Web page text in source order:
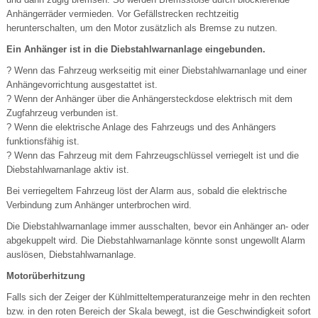
Anhängerräder vermieden. Vor Gefällstrecken rechtzeitig
herunterschalten, um den Motor zusätzlich als Bremse zu nutzen.
Ein Anhänger ist in die Diebstahlwarnanlage eingebunden.
? Wenn das Fahrzeug werkseitig mit einer Diebstahlwarnanlage und einer
Anhängevorrichtung ausgestattet ist.
? Wenn der Anhänger über die Anhängersteckdose elektrisch mit dem
Zugfahrzeug verbunden ist.
? Wenn die elektrische Anlage des Fahrzeugs und des Anhängers
funktionsfähig ist.
? Wenn das Fahrzeug mit dem Fahrzeugschlüssel verriegelt ist und die
Diebstahlwarnanlage aktiv ist.
Bei verriegeltem Fahrzeug löst der Alarm aus, sobald die elektrische
Verbindung zum Anhänger unterbrochen wird.
Die Diebstahlwarnanlage immer ausschalten, bevor ein Anhänger an- oder
abgekuppelt wird. Die Diebstahlwarnanlage könnte sonst ungewollt Alarm
auslösen, Diebstahlwarnanlage.
Motorüberhitzung
Falls sich der Zeiger der Kühlmitteltemperaturanzeige mehr in den rechten
bzw. in den roten Bereich der Skala bewegt, ist die Geschwindigkeit sofort